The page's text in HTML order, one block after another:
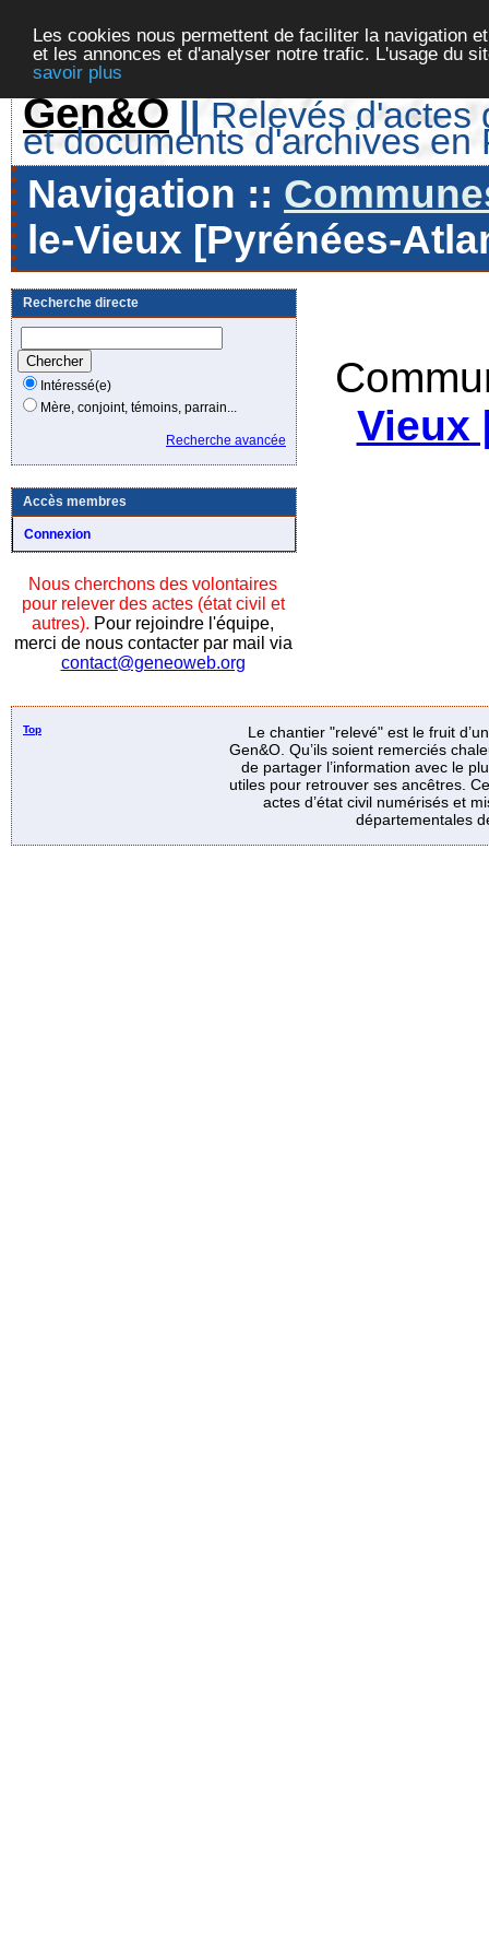
Les cookies nous permettent de faciliter la navigation
et les annonces et d'analyser notre trafic. L'usage du
savoir plus
Gen&O || Relevés d'actes
et documents d'archives en
Navigation ::
le-Vieux [Pyrénées-
Recherche directe
Intéressé(e)
Mère, conjoint, témoins, parrain...
Recherche avancée
Accès membres
Connexion
Nous cherchons des volontaires
pour relever des actes (état civil et
autres). Pour rejoindre l'équipe,
merci de nous contacter par mail via
contact@geneoweb.org
Vieux
Top
Le chantier "relevé" est le fruit
Gen&O. Qu’ils soient remerciés
de partager l’information avec le
utiles pour retrouver ses ancêtres.
actes d’état civil numérisés et
départementales